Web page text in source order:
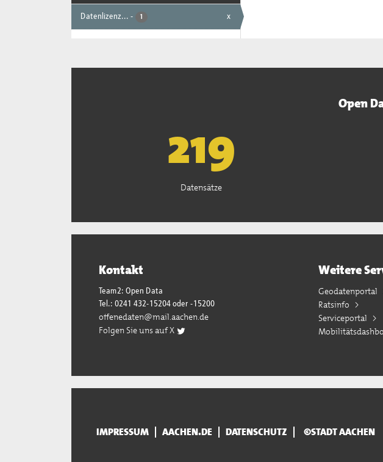
Datenlizenz... - 1 x
Open
221
Datensätze
Kontakt
Team2: Open Data
Tel.: 0241 432-15204 oder -15200
offenedaten@mail.aachen.de
Folgen Sie uns auf X
Weitere
Geodatenportal
Ratsinfo
Serviceportal
IMPRESSUM AACHEN.DE DATENSCHUTZ ©STADT AACHEN